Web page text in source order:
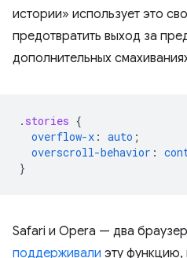
истории» использует это
предотвратить выход за
дополнительных
. stories {
overflow-x : auto ;
overscroll-behavior :
}
Safari и Opera — два
поддерживали эту